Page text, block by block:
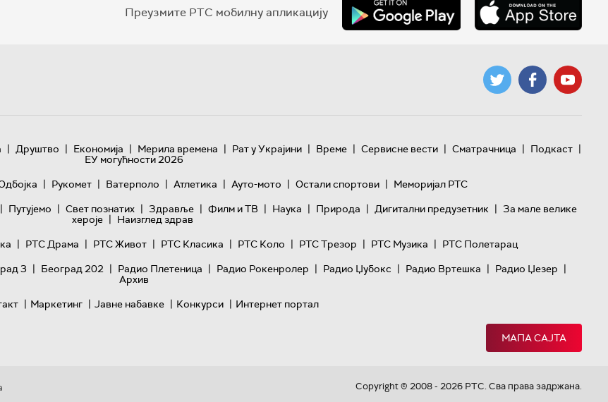
Преузмите РТС мобилну апликацију
| Друштво | Економија | Мерила времена | Рат у Украјини | Време | Сервисне вести | Сматрачница | Подкаст |
ЕУ могућности 2026
| Рукомет | Ватерполо | Атлетика | Ауто-мото | Остали спортови | Меморијал РТС
| Путујемо | Свет познатих | Здравље | Филм и ТВ | Наука | Природа | Дигитални предузетник | За мале велике
хероје | Наизглед здрав
| РТС Драма | РТС Живот | РТС Класика | РТС Коло | РТС Трезор | РТС Музика | РТС Полетарац
3 | Београд 202 | Радио Плетеница | Радио Рокенролер | Радио Џубокс | Радио Вртешка | Радио Џезер |
Архив
| Маркетинг | Јавне набавке | Конкурси | Интернет портал
МАПА САЈТА
Copyright © 2008 - 2026 РТС. Сва права задржана.